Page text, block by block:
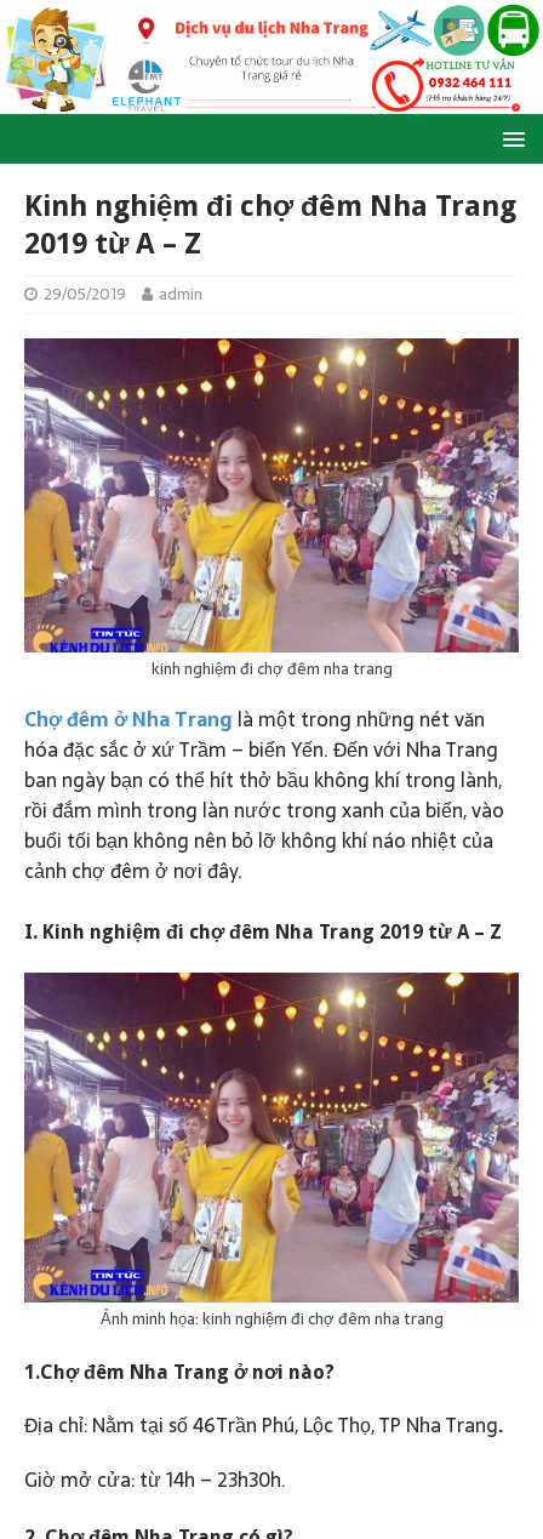
Kinh nghiệm đi chợ đêm Nha Trang
2019 từ A – Z
29/05/2019 admin
kinh nghiệm đi chợ đêm nha trang
Chợ đêm ở Nha Trang là một trong những nét văn
hóa đặc sắc ở xứ Trầm – biển Yến. Đến với Nha Trang
ban ngày bạn có thể hít thở bầu không khí trong lành,
rồi đắm mình trong làn nước trong xanh của biển, vào
buổi tối bạn không nên bỏ lỡ không khí náo nhiệt của
cảnh chợ đêm ở nơi đây.
I. Kinh nghiệm đi chợ đêm Nha Trang 2019 từ A – Z
Ảnh minh họa: kinh nghiệm đi chợ đêm nha trang
1.Chợ đêm Nha Trang ở nơi nào?
Địa chỉ: Nằm tại số 46Trần Phú, Lộc Thọ, TP Nha Trang.
Giờ mở cửa: từ 14h – 23h30h.